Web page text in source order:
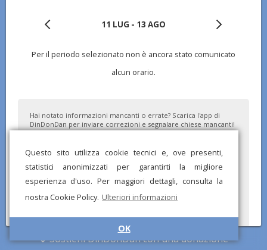
Questo sito utilizza cookie tecnici e, ove presenti,
statistici anonimizzati per garantirti la migliore
esperienza d'uso. Per maggiori dettagli, consulta la
nostra Cookie Policy. Ulteriori informazioni
OK
11 LUG - 13 AGO
Per il periodo selezionato non è ancora stato comunicato
alcun orario.
Hai notato informazioni mancanti o errate? Scarica l'app di
DinDonDan per inviare correzioni e segnalare chiese mancanti!
© DinDonDan App 2026 –Privacy Policy–Inserisci sul tuo sito web
Sostieni DinDonDan con una donazione